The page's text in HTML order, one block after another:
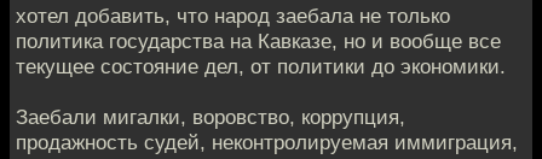
хотел добавить, что народ заебала не только
политика государства на Кавказе, но и вообще все
текущее состояние дел, от политики до экономики.
Заебали мигалки, воровство, коррупция,
продажность судей, неконтролируемая иммиграция,